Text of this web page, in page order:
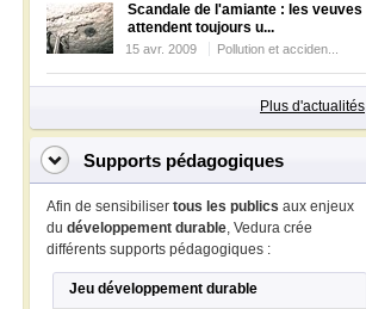
Scandale de l'amiante : les veuves
attendent toujours u...
15 avr. 2009 Pollution et acciden...
Plus d'actualités
Supports pédagogiques
Afin de sensibiliser tous les publics aux enjeux
du développement durable, Vedura crée
différents supports pédagogiques :
Jeu développement durable